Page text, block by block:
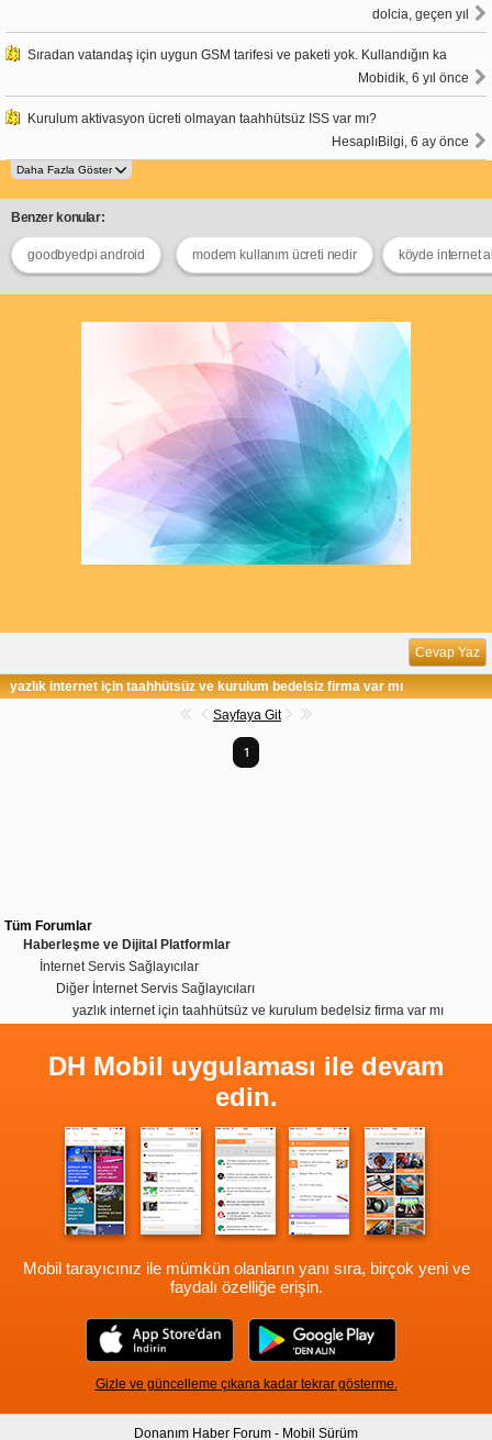
dolcia, geçen yıl
Sıradan vatandaş için uygun GSM tarifesi ve paketi yok. Kullandığın ka
Mobidik, 6 yıl önce
Kurulum aktivasyon ücreti olmayan taahhütsüz ISS var mı?
HesaplıBilgi, 6 ay önce
Benzer konular:
goodbyedpi android modem kullanım ücreti nedir köyde internet
Cevap Yaz
yazlık internet için taahhütsüz ve kurulum bedelsiz firma var mı
Sayfaya Git
1
Tüm Forumlar
Haberleşme ve Dijital Platformlar
İnternet Servis Sağlayıcılar
Diğer İnternet Servis Sağlayıcıları
yazlık internet için taahhütsüz ve kurulum bedelsiz firma var mı
DH Mobil uygulaması ile devam
edin.
Mobil tarayıcınız ile mümkün olanların yanı sıra, birçok yeni ve
faydalı özelliğe erişin.
Gizle ve güncelleme çıkana kadar tekrar gösterme.
Donanım Haber Forum - Mobil Sürüm